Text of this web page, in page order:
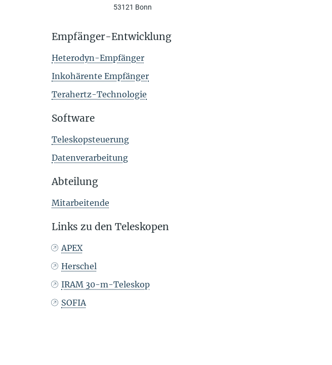
53121 Bonn
Empfänger-Entwicklung
Heterodyn-Empfänger
Inkohärente Empfänger
Terahertz-Technologie
Software
Teleskopsteuerung
Datenverarbeitung
Abteilung
Mitarbeitende
Links zu den Teleskopen
APEX
Herschel
IRAM 30-m-Teleskop
SOFIA